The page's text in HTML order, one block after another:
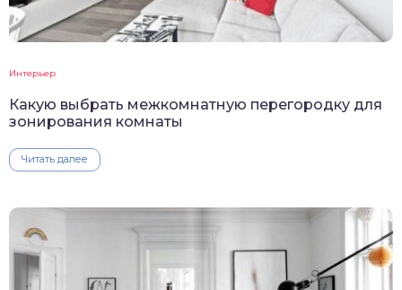
Интерьер
Какую выбрать межкомнатную перегородку для
зонирования комнаты
Читать далее